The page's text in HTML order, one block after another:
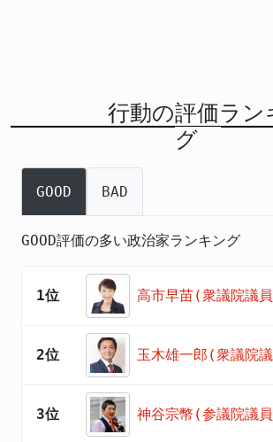
行動の評価ラン
グ
GOOD BAD
GOOD評価の多い政治家ランキング
1位 高市早苗(衆議院議
2位 玉木雄一郎(衆議院
3位 神谷宗幣(参議院議